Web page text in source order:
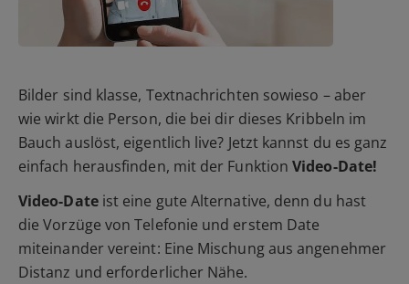
Bilder sind klasse, Textnachrichten sowieso – aber
wie wirkt die Person, die bei dir dieses Kribbeln im
Bauch auslöst, eigentlich live? Jetzt kannst du es ganz
einfach herausfinden, mit der FunktionVideo-Date!
Video-Dateist eine gute Alternative, denn du hast
die Vorzüge von Telefonie und erstem Date
miteinander vereint: Eine Mischung aus angenehmer
Distanz und erforderlicher Nähe.